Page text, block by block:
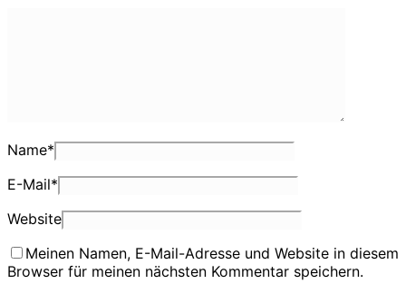
Name*
E-Mail*
Website
Meinen Namen, E-Mail-Adresse und Website in diesem
Browser für meinen nächsten Kommentar speichern.